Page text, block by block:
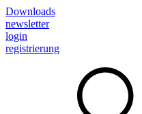
Downloads
newsletter
login
registrierung